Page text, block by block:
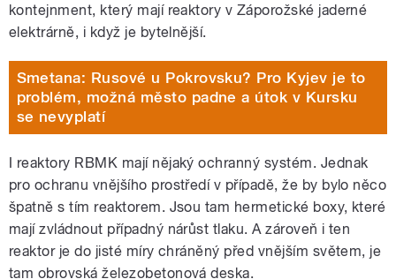
kontejnment, který mají reaktory v Záporožské jaderné
elektrárně, i když je bytelnější.
Smetana: Rusové u Pokrovsku? Pro Kyjev je to
problém, možná město padne a útok v Kursku
se nevyplatí
I reaktory RBMK mají nějaký ochranný systém. Jednak
pro ochranu vnějšího prostředí v případě, že by bylo něco
špatně s tím reaktorem. Jsou tam hermetické boxy, které
mají zvládnout případný nárůst tlaku. A zároveň i ten
reaktor je do jisté míry chráněný před vnějším světem, je
tam obrovská železobetonová deska.